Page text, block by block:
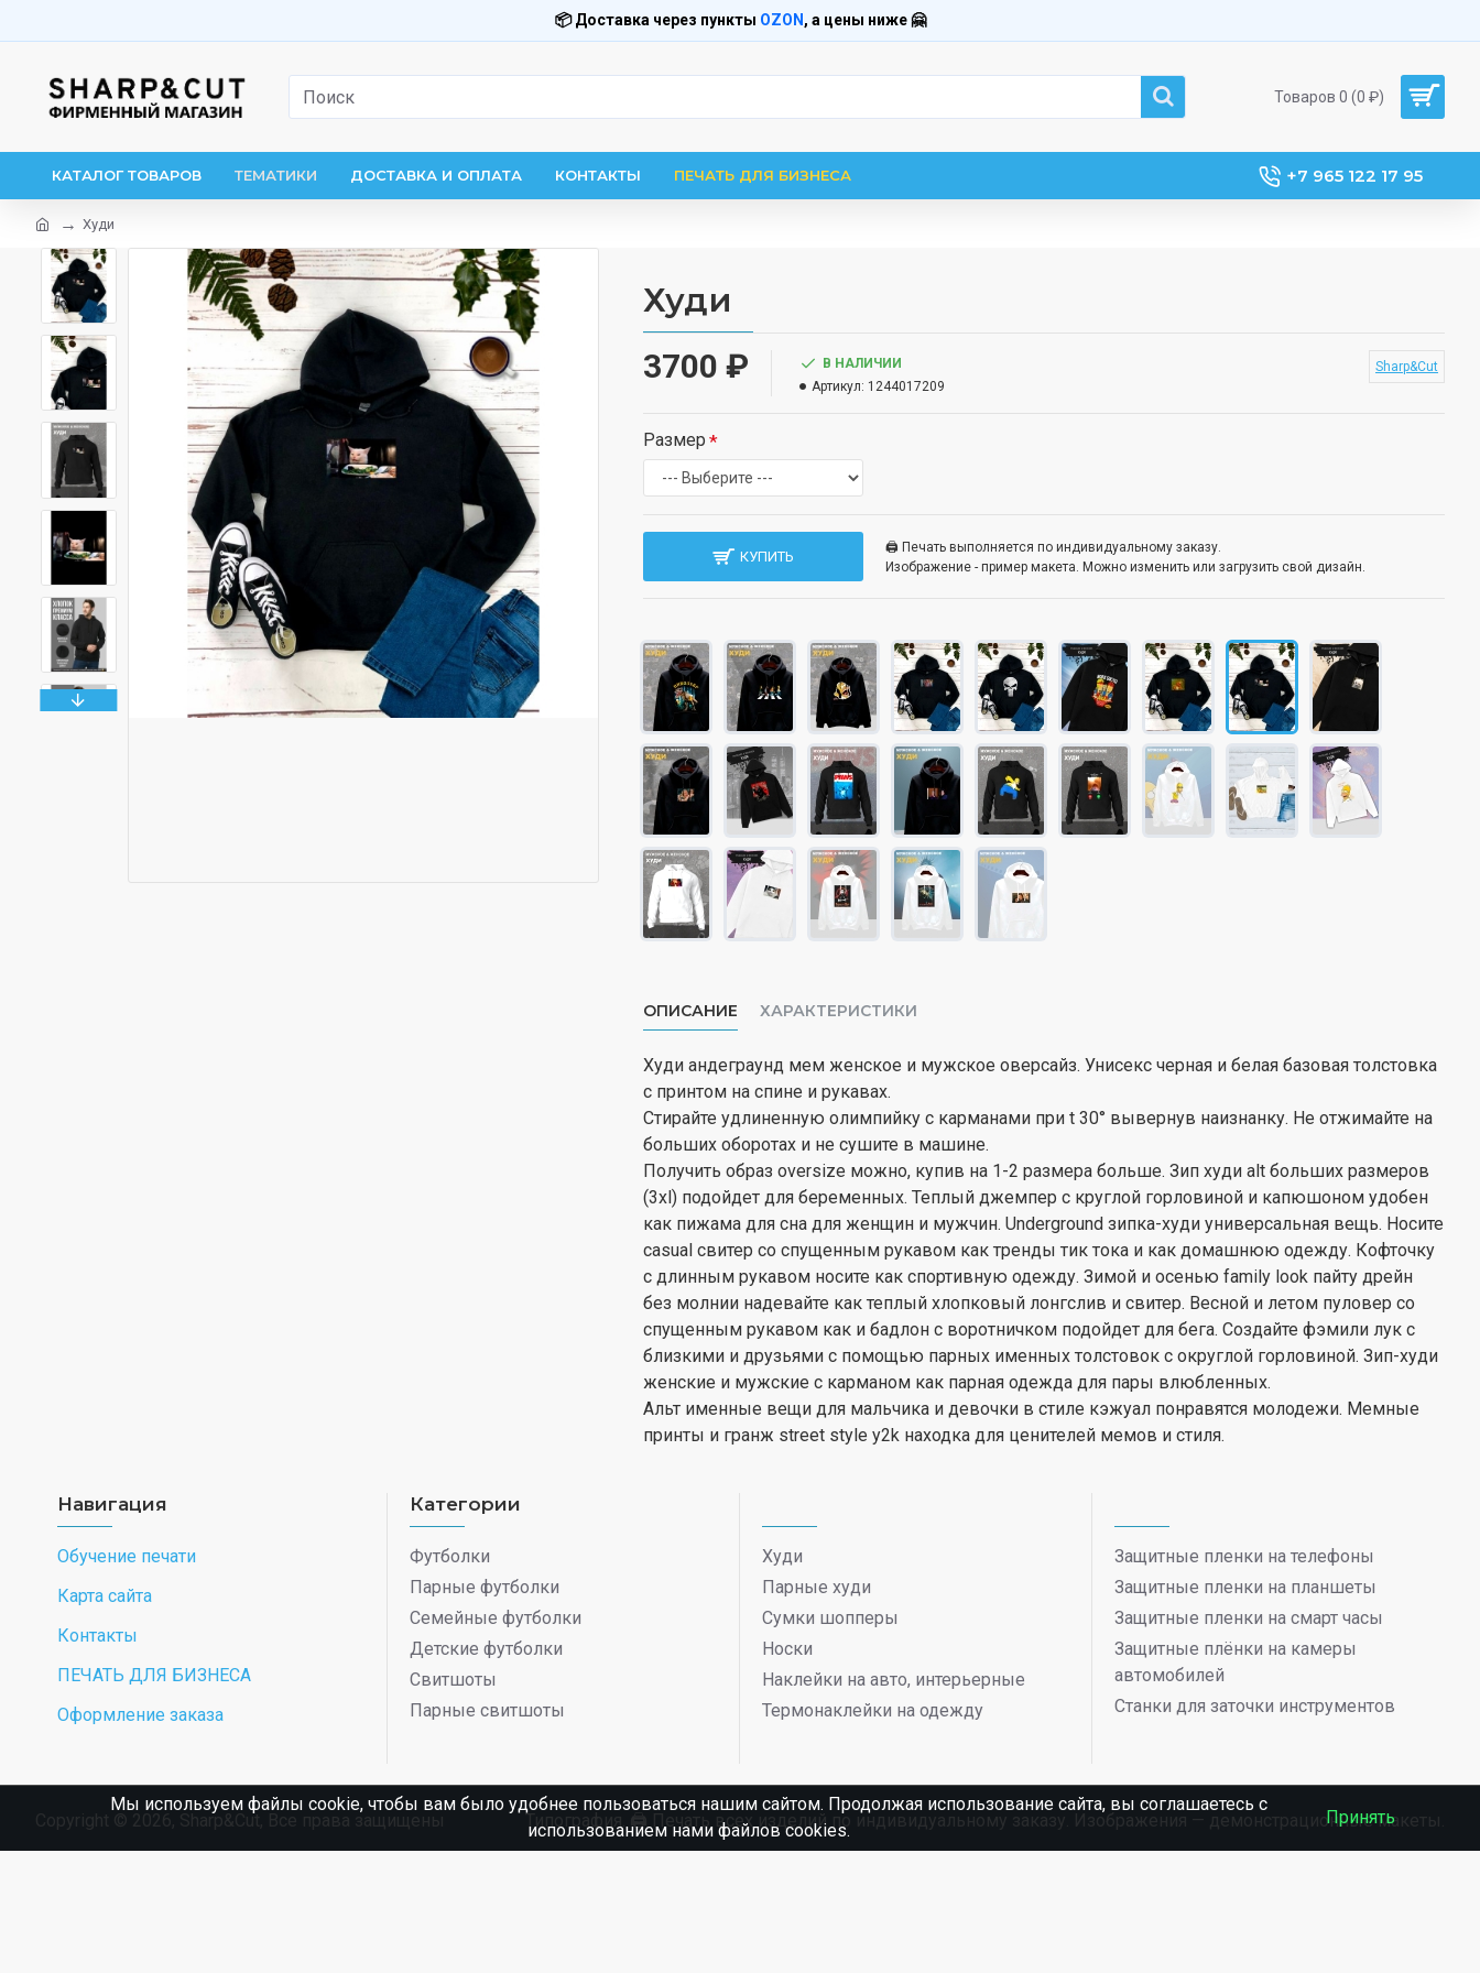
📦 Доставка через пункты OZON , а цены ниже 🤗
Товаров 0 (0 ₽)
КАТАЛОГ ТОВАРОВ ТЕМАТИКИ ДОСТАВКА И ОПЛАТА КОНТАКТЫ ПЕЧАТЬ ДЛЯ БИЗНЕСА +7 965 122 17 95
Худи
Худи
3700 ₽
В НАЛИЧИИ
Артикул: 1244017209
Sharp&Cut
Размер
КУПИТЬ
🖨️ Печать выполняется по индивидуальному заказу.
Изображение - пример макета. Можно изменить или загрузить свой дизайн.
ОПИСАНИЕ ХАРАКТЕРИСТИКИ
Худи андеграунд мем женское и мужское оверсайз. Унисекс черная и белая базовая толстовка
с принтом на спине и рукавах.
Стирайте удлиненную олимпийку с карманами при t 30° вывернув наизнанку. Не отжимайте на
больших оборотах и не сушите в машине.
Получить образ oversize можно, купив на 1-2 размера больше. Зип худи alt больших размеров
(3xl) подойдет для беременных. Теплый джемпер с круглой горловиной и капюшоном удобен
как пижама для сна для женщин и мужчин. Underground зипка-худи универсальная вещь. Носите
casual свитер со спущенным рукавом как тренды тик тока и как домашнюю одежду. Кофточку
с длинным рукавом носите как спортивную одежду. Зимой и осенью family look пайту дрейн
без молнии надевайте как теплый хлопковый лонгслив и свитер. Весной и летом пуловер со
спущенным рукавом как и бадлон с воротничком подойдет для бега. Создайте фэмили лук с
близкими и друзьями с помощью парных именных толстовок с округлой горловиной. Зип-худи
женские и мужские с карманом как парная одежда для пары влюбленных.
Альт именные вещи для мальчика и девочки в стиле кэжуал понравятся молодежи. Мемные
принты и гранж street style y2k находка для ценителей мемов и стиля.
Навигация
Обучение печати
Карта сайта
Контакты
ПЕЧАТЬ ДЛЯ БИЗНЕСА
Оформление заказа
Категории
Футболки
Парные футболки
Семейные футболки
Детские футболки
Свитшоты
Парные свитшоты
Худи
Парные худи
Сумки шопперы
Носки
Наклейки на авто, интерьерные
Термонаклейки на одежду
Защитные пленки на телефоны
Защитные пленки на планшеты
Защитные пленки на смарт часы
Защитные плёнки на камеры
автомобилей
Станки для заточки инструментов
Copyright © 2026, Sharp&Cut, Все права защищены Типография. 🖨️ Печать всех изделий по индивидуальному заказу. Изображения — демонстрационные макеты.
Мы используем файлы cookie, чтобы вам было удобнее пользоваться нашим сайтом. Продолжая использование сайта, вы соглашаетесь c
использованием нами файлов cookies.
Принять